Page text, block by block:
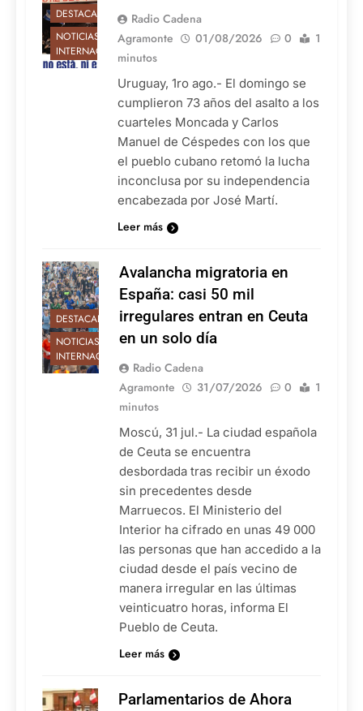
DESTACADAS
NOTICIAS
INTERNACIONALES
Radio Cadena
Agramonte
01/08/2026 0
1
minutos
Uruguay, 1ro ago.- El domingo se
cumplieron 73 años del asalto a los
cuarteles Moncada y Carlos
Manuel de Céspedes con los que
el pueblo cubano retomó la lucha
inconclusa por su independencia
encabezada por José Martí.
Leer más
DESTACADAS
NOTICIAS
INTERNACIONALES
Avalancha migratoria en
España: casi 50 mil
irregulares entran en Ceuta
en un solo día
Radio Cadena
Agramonte
31/07/2026 0
1
minutos
Moscú, 31 jul.- La ciudad española
de Ceuta se encuentra
desbordada tras recibir un éxodo
sin precedentes desde
Marruecos. El Ministerio del
Interior ha cifrado en unas 49 000
las personas que han accedido a la
ciudad desde el país vecino de
manera irregular en las últimas
veinticuatro horas, informa El
Pueblo de Ceuta.
Leer más
Parlamentarios de Ahora